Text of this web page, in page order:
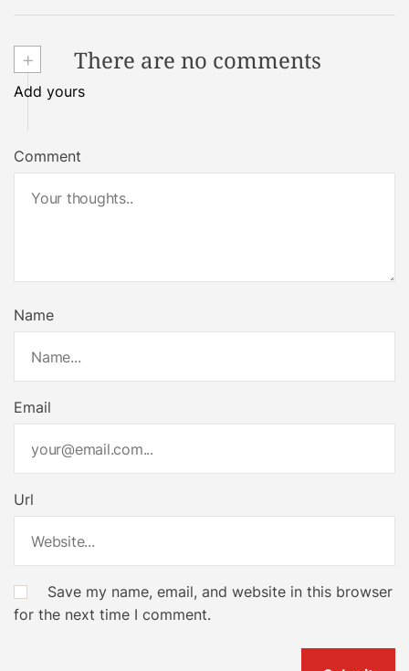
+ There are no comments
Add yours
Comment
Name
Email
Url
Save my name, email, and website in this browser
for the next time I comment.